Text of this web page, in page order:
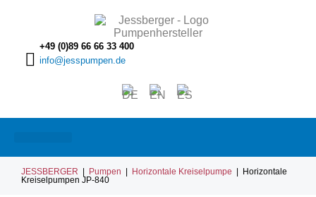
+49 (0)89 66 66 33 400
info@jesspumpen.de
JESSBERGER Pumpen Horizontale Kreiselpumpe
Horizontale
Kreiselpumpen JP-840